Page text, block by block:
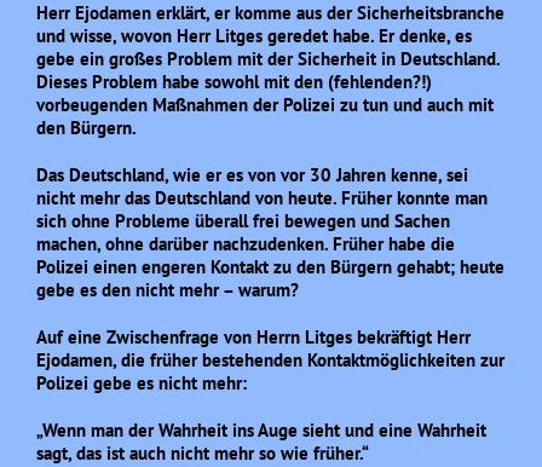
Herr Ejodamen erklärt, er komme aus der Sicherheitsbranche
und wisse, wovon Herr Litges geredet habe. Er denke, es
gebe ein großes Problem mit der Sicherheit in Deutschland.
Dieses Problem habe sowohl mit den (fehlenden?!)
vorbeugenden Maßnahmen der Polizei zu tun und auch mit
den Bürgern.
Das Deutschland, wie er es von vor 30 Jahren kenne, sei
nicht mehr das Deutschland von heute. Früher konnte man
sich ohne Probleme überall frei bewegen und Sachen
machen, ohne darüber nachzudenken. Früher habe die
Polizei einen engeren Kontakt zu den Bürgern gehabt; heute
gebe es den nicht mehr – warum?
Auf eine Zwischenfrage von Herrn Litges bekräftigt Herr
Ejodamen, die früher bestehenden Kontaktmöglichkeiten zur
Polizei gebe es nicht mehr:
„Wenn man der Wahrheit ins Auge sieht und eine Wahrheit
sagt, das ist auch nicht mehr so wie früher.“